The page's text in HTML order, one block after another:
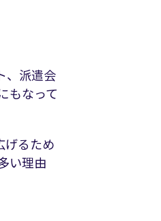
、派遣会
もなって
げるため
い理由